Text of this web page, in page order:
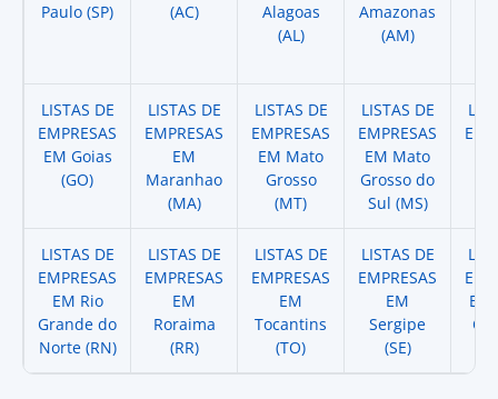
Paulo (SP)
(AC)
Alagoas
(AL)
Amazonas
(AM)
LISTAS DE
EMPRESAS
EM Goias
(GO)
LISTAS DE
EMPRESAS
EM
Maranhao
(MA)
LISTAS DE
EMPRESAS
EM Mato
Grosso
(MT)
LISTAS DE
EMPRESAS
EM Mato
Grosso do
Sul (MS)
LISTAS DE
EMPRESAS
EM Rio
Grande do
Norte (RN)
LISTAS DE
EMPRESAS
EM
Roraima
(RR)
LISTAS DE
EMPRESAS
EM
Tocantins
(TO)
LISTAS DE
EMPRESAS
EM
Sergipe
(SE)
EM